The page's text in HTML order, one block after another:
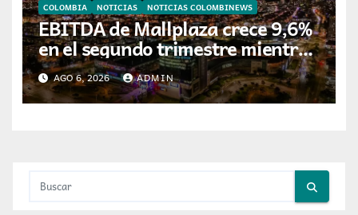
COLOMBIA NOTICIAS NOTICIAS COLOMBINEWS
EBITDA de Mallplaza crece 9,6%
en el segundo trimestre mientras
avanza en su plan de crecimiento
en Colombia
AGO 6, 2026 ADMIN